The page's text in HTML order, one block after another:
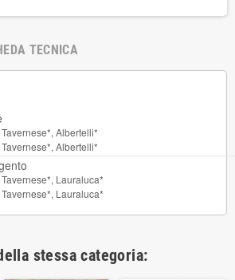
TECNICA
Tavernese*, Albertelli*
Tavernese*, Albertelli*
Tavernese*, Lauraluca*
Tavernese*, Lauraluca*
stessa categoria: